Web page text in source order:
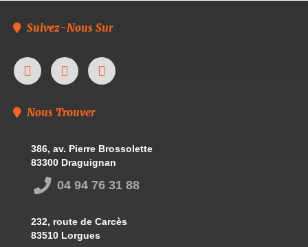
Suivez-Nous Sur
Nous Trouver
386, av. Pierre Brossolette
83300 Draguignan
04 94 76 31 88
232, route de Carcès
83510 Lorgues